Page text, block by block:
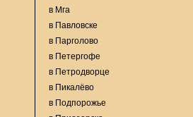
в Мга
в Павловске
в Парголово
в Петергофе
в Петродворце
в Пикалёво
в Подпорожье